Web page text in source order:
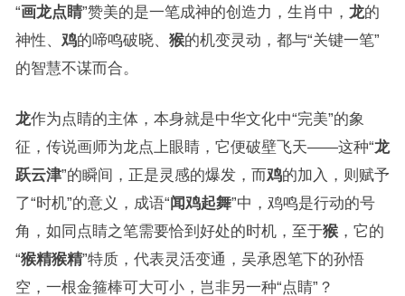
“画龙点睛”赞美的是一笔成神的创造力，生肖中， 龙的
神性、 鸡的啼鸣破晓、 猴的机变灵动，都与“关键一笔”
的智慧不谋而合。
龙作为点睛的主体，本身就是中华文化中“完美”的象
征，传说画师为龙点上眼睛，它便破壁飞天——这种“龙
跃云津”的瞬间，正是灵感的爆发，而鸡的加入，则赋予
了“时机”的意义，成语“闻鸡起舞”中，鸡鸣是行动的号
角，如同点睛之笔需要恰到好处的时机，至于猴，它的
“猴精猴精”特质，代表灵活变通，吴承恩笔下的孙悟
空，一根金箍棒可大可小，岂非另一种“点睛”？